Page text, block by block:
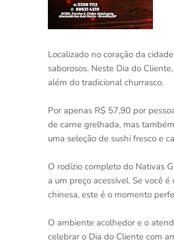
Localizado no coração da
saborosos. Neste Dia do
além do tradicional churrasco.
Por apenas R$ 57,90 por
de carne grelhada, mas
uma seleção de sushi fresco e
O rodízio completo do Nativas
a um preço acessível. Se você
chinesa, este é o momento
O ambiente acolhedor e o
celebrar o Dia do Cliente com